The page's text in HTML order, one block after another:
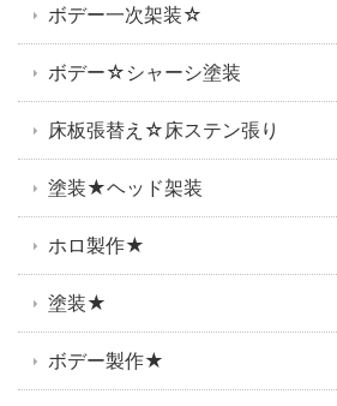
ボデー一次架装☆
ボデー☆シャーシ塗装
床板張替え☆床ステン張り
塗装★ヘッド架装
ホロ製作★
塗装★
ボデー製作★